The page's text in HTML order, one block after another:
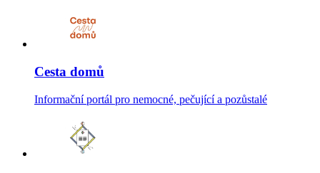
Cesta domů
Informační portál pro nemocné, pečující a pozůstalé